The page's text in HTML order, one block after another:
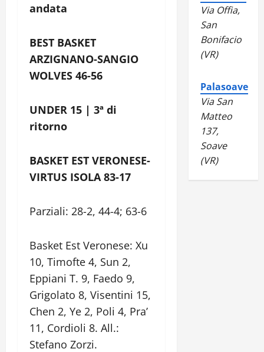
andata
BEST BASKET
ARZIGNANO-SANGIO
WOLVES 46-56
UNDER 15 | 3ª di
ritorno
BASKET EST VERONESE-
VIRTUS ISOLA 83-17
Parziali: 28-2, 44-4; 63-6
Basket Est Veronese: Xu
10, Timofte 4, Sun 2,
Eppiani T. 9, Faedo 9,
Grigolato 8, Visentini 15,
Chen 2, Ye 2, Poli 4, Pra’
11, Cordioli 8. All.:
Stefano Zorzi.
Via Offia,
San
Bonifacio
(VR)
Palasoave
Via San
Matteo
137,
Soave
(VR)